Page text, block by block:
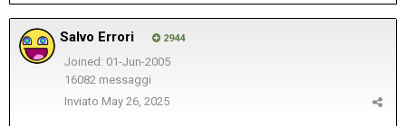
Salvo Errori 2944
Joined: 01-Jun-2005
16082 messaggi
Inviato May 26, 2025